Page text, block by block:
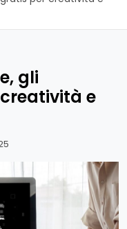
gli
e